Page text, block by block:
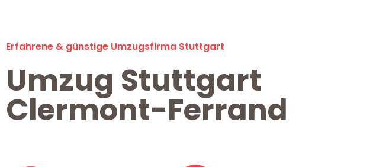
Erfahrene & günstige Umzugsfirma Stuttgart
Umzug Stuttgart
Clermont-Ferrand